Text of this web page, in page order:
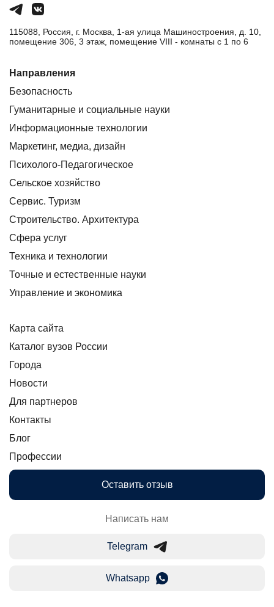
115088, Россия, г. Москва, 1-ая улица Машиностроения, д. 10,
помещение 306, 3 этаж, помещение VIII - комнаты с 1 по 6
Направления
Безопасность
Гуманитарные и социальные науки
Информационные технологии
Маркетинг, медиа, дизайн
Психолого-Педагогическое
Сельское хозяйство
Сервис. Туризм
Строительство. Архитектура
Сфера услуг
Техника и технологии
Точные и естественные науки
Управление и экономика
Карта сайта
Каталог вузов России
Города
Новости
Для партнеров
Контакты
Блог
Профессии
Оставить отзыв
Написать нам
Telegram
Whatsapp